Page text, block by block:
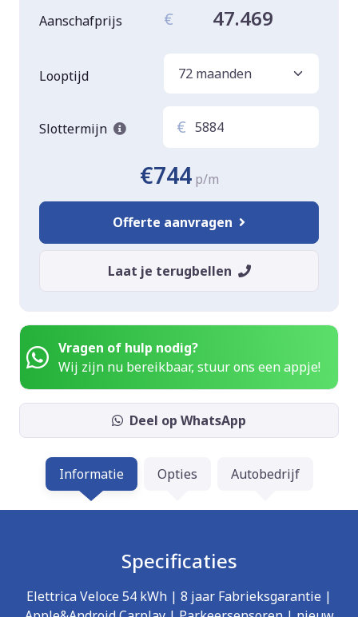
Aanschafprijs € 47.469
Looptijd
Slottermijn €
€744 p/m
Offerte aanvragen
Laat je terugbellen
Vragen of hulp nodig?
Wij zijn nu bereikbaar, stuur ons een appje!
Deel op WhatsApp
Informatie Opties Autobedrijf
Specificaties
Elettrica Veloce 54 kWh | 8 jaar Fabrieksgarantie |